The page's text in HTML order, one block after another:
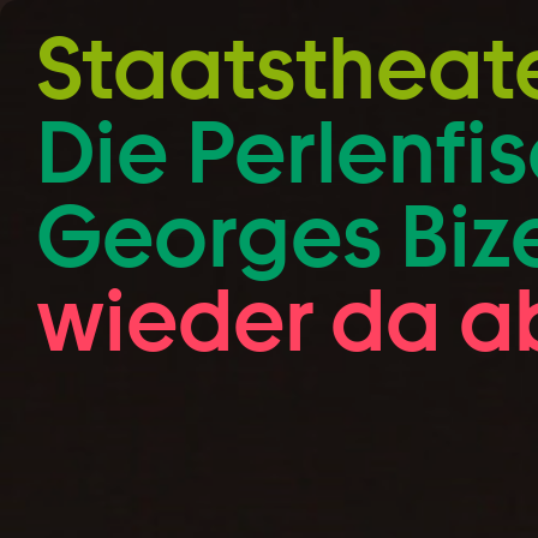
Zum Hauptinhalt springen
Die
Georges
wieder da